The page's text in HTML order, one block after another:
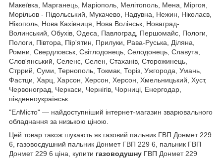
Макеївка, Марганець, Маріополь, Мелітополь, Мена, Міргоя,
Морільов - Підольський, Мукачево, Надувна, Нежин, Ніколаєв,
Нікополь, Нова Кахівниця, Нова Волінськ, Новаград-
Волинський, Обухів, Одеса, Павлоград, Першомайс, Пологи,
Пологи, Півтора, Пір'ятин, Прилуки, Рава-Руська, Діляна,
Ромни, Свердловськ, Світлодонець, Селодонець, Славута,
Слов'янський, Селенс, Селен, Стаханів, Сторожинець,
Стррий, Суми, Тернополь, Токмак, Торіз, Ужгорода, Умань,
Фастци, Харц, Харсон, Херсон, Херсон, Хмельницький, Хуст,
Червоноград, Черкаси, Чернігів, Чорниці, Енергодар,
південноукраїнськ.
"ЕлМісто" — найдоступніший інтернет-магазин зварювального
обладнання за низькою ціною.
Цей товар також шукають як газовий пальник ГВП Донмет 229
6, газовосдушний пальник Донмет ГВП 229 6, пальник ГВП
Донмет 229 6 ціна, купити газоводушну ГВП Донмет 229